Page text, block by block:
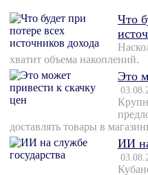
Что
хватит объема накоплений.
Это
доставлять товары в
ИИ